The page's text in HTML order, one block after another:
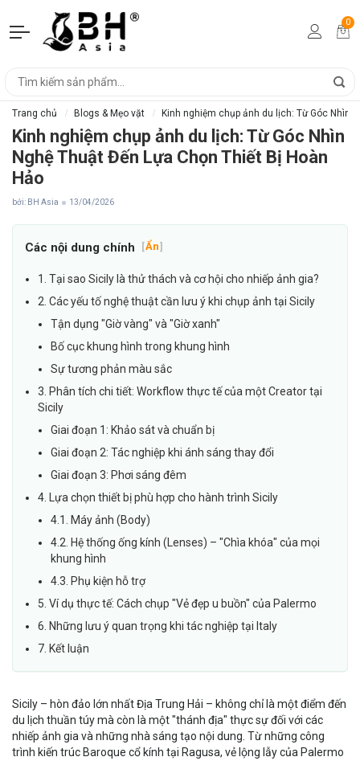
0
Trang chủ Blogs & Mẹo vặt Kinh nghiệm chụp ảnh du lịch: Từ Góc Nhìn
Kinh nghiệm chụp ảnh du lịch: Từ Góc Nhìn
Nghệ Thuật Đến Lựa Chọn Thiết Bị Hoàn
Hảo
bởi: BH Asia 13/04/2026
Các nội dung chính [Ẩn]
1. Tại sao Sicily là thử thách và cơ hội cho nhiếp ảnh gia?
2. Các yếu tố nghệ thuật cần lưu ý khi chụp ảnh tại Sicily
Tận dụng "Giờ vàng" và "Giờ xanh"
Bố cục khung hình trong khung hình
Sự tương phản màu sắc
3. Phân tích chi tiết: Workflow thực tế của một Creator tại
Sicily
Giai đoạn 1: Khảo sát và chuẩn bị
Giai đoạn 2: Tác nghiệp khi ánh sáng thay đổi
Giai đoạn 3: Phơi sáng đêm
4. Lựa chọn thiết bị phù hợp cho hành trình Sicily
4.1. Máy ảnh (Body)
4.2. Hệ thống ống kính (Lenses) – "Chìa khóa" của mọi
khung hình
4.3. Phụ kiện hỗ trợ
5. Ví dụ thực tế: Cách chụp "Vẻ đẹp u buồn" của Palermo
6. Những lưu ý quan trọng khi tác nghiệp tại Italy
7. Kết luận
Sicily – hòn đảo lớn nhất Địa Trung Hải – không chỉ là một điểm đến
du lịch thuần túy mà còn là một "thánh địa" thực sự đối với các
nhiếp ảnh gia và những nhà sáng tạo nội dung. Từ những công
trình kiến trúc Baroque cổ kính tại Ragusa, vẻ lộng lẫy của Palermo